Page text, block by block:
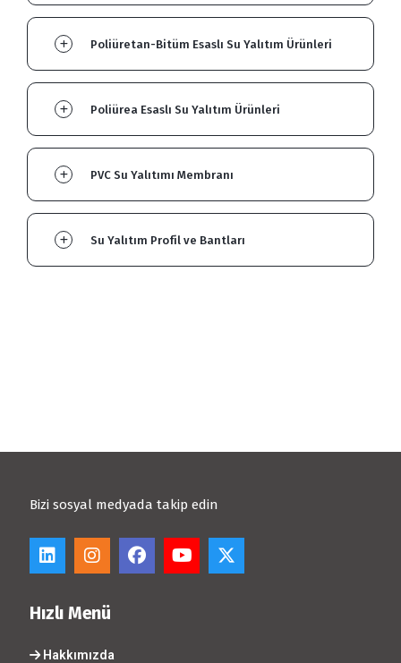
Poliüretan-Bitüm Esaslı Su Yalıtım Ürünleri
Poliürea Esaslı Su Yalıtım Ürünleri
PVC Su Yalıtımı Membranı
Su Yalıtım Profil ve Bantları
Bizi sosyal medyada takip edin
Hızlı Menü
Hakkımızda